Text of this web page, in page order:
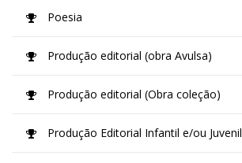
Poesia
Produção editorial (obra Avulsa)
Produção editorial (Obra coleção)
Produção Editorial Infantil e/ou Juvenil